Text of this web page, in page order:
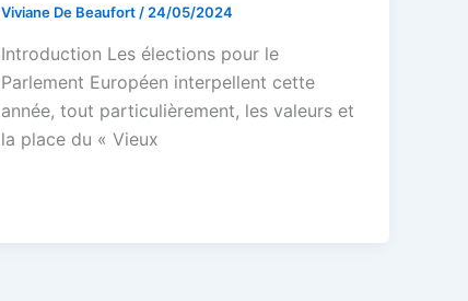
Viviane De Beaufort / 24/05/2024
Introduction Les élections pour le
Parlement Européen interpellent cette
année, tout particulièrement, les valeurs et
la place du « Vieux